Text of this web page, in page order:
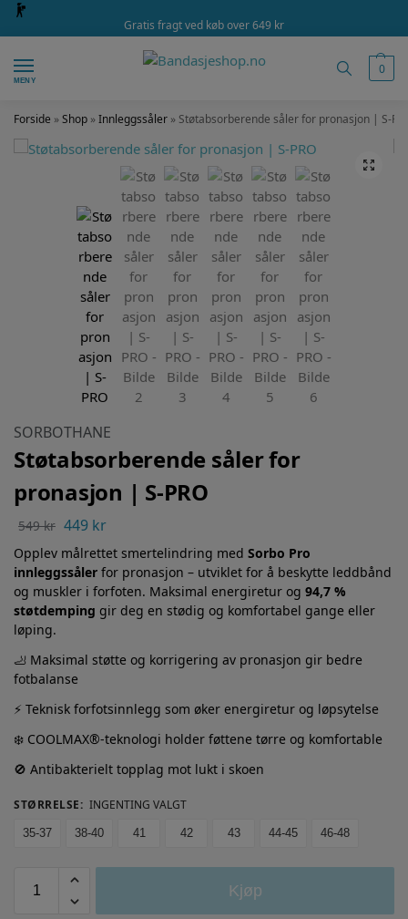
Gratis fragt ved køb over 649 kr
MENY
0
Forside »Shop »Innleggssåler » Støtabsorberende såler for pronasjon | S-
SORBOTHANE
Støtabsorberende såler for
pronasjon | S-PRO
549kr 449 kr
Opplev målrettet smertelindring med Sorbo Pro
innleggssåler for pronasjon – utviklet for å beskytte leddbånd
og muskler i forfoten. Maksimal energiretur og 94,7 %
støtdemping gir deg en stødig og komfortabel gange eller
løping.
🦶 Maksimal støtte og korrigering av pronasjon gir bedre
fotbalanse
⚡ Teknisk forfotsinnlegg som øker energiretur og løpsytelse
❄️ COOLMAX®-teknologi holder føttene tørre og komfortable
🚫 Antibakterielt topplag mot lukt i skoen
STØRRELSE: INGENTING VALGT
35-37 38-40 41 42 43 44-45 46-48
Kjøp